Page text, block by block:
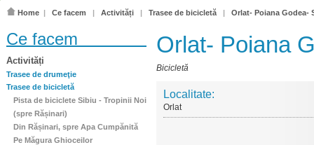
Home | Ce facem | Activități | Trasee de bicicletă | Orlat- Poiana Godea-
Ce facem
Activități
Trasee de drumeţie
Trasee de bicicletă
Pista de biciclete Sibiu - Tropinii Noi
(spre Rășinari)
Din Rășinari, spre Apa Cumpănită
Pe Măgura Ghioceilor
Orlat- Poiana
Bicicletă
Localitate:
Orlat